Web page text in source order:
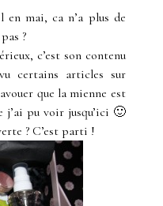
en mai, ca n’a plus de
?
c’est son contenu
certains articles sur
que la mienne est
j’ai pu voir jusqu’ici 🙂
? C’est parti !